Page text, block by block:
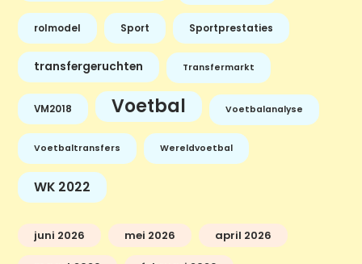
rolmodel Sport Sportprestaties
transfergeruchten Transfermarkt
VM2018 Voetbal Voetbalanalyse
Voetbaltransfers Wereldvoetbal
WK 2022
juni 2026 mei 2026 april 2026